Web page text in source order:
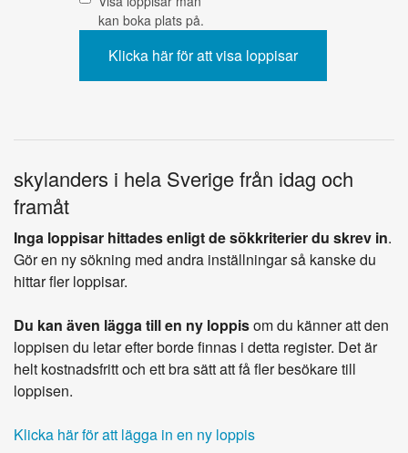
kan boka plats på.
skylanders i hela Sverige från idag och
framåt
Inga loppisar hittades enligt de sökkriterier du skrev in.
Gör en ny sökning med andra inställningar så kanske du
hittar fler loppisar.
Du kan även lägga till en ny loppisom du känner att den
loppisen du letar efter borde finnas i detta register. Det är
helt kostnadsfritt och ett bra sätt att få fler besökare till
loppisen.
Klicka här för att lägga in en ny loppis